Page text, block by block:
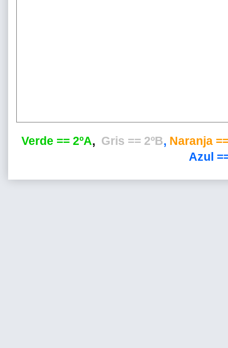
Verde == 2ºA, Gris == 2ºB, Naranja
Azul